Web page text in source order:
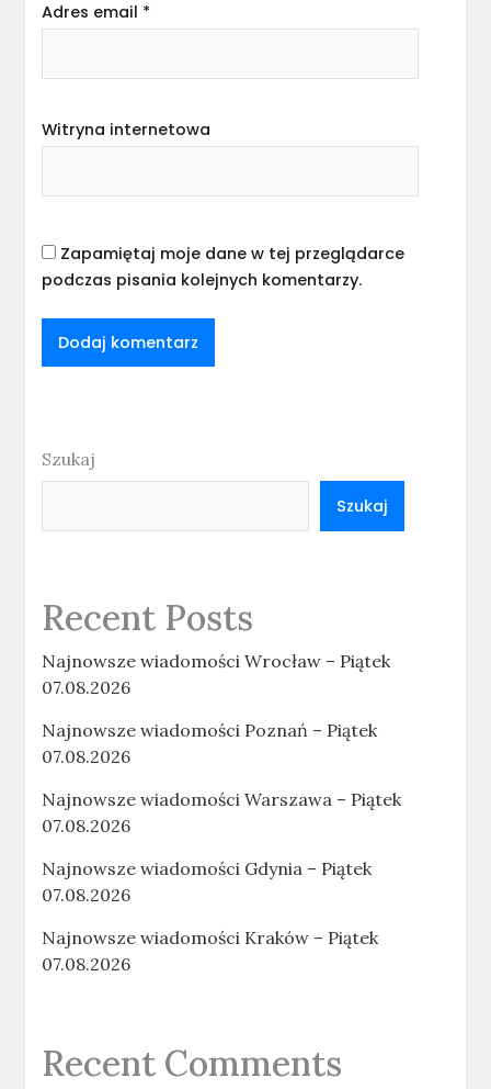
Adres email *
Witryna internetowa
Zapamiętaj moje dane w tej przeglądarce
podczas pisania kolejnych komentarzy.
Szukaj
Szukaj
Recent Posts
Najnowsze wiadomości Wrocław – Piątek
07.08.2026
Najnowsze wiadomości Poznań – Piątek
07.08.2026
Najnowsze wiadomości Warszawa – Piątek
07.08.2026
Najnowsze wiadomości Gdynia – Piątek
07.08.2026
Najnowsze wiadomości Kraków – Piątek
07.08.2026
Recent Comments